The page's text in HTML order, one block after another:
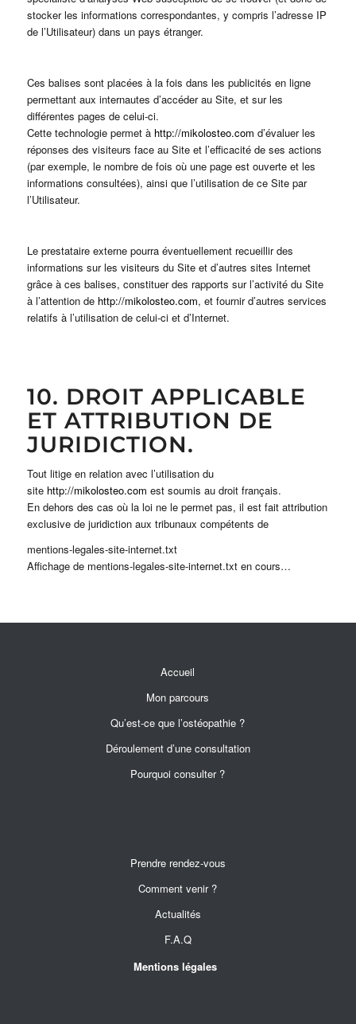
stocker les informations correspondantes, y compris l’adresse IP
de l’Utilisateur) dans un pays étranger.
Ces balises sont placées à la fois dans les publicités en ligne
permettant aux internautes d’accéder au Site, et sur les
différentes pages de celui-ci.
Cette technologie permet à http://mikolosteo.com d’évaluer les
réponses des visiteurs face au Site et l’efficacité de ses actions
(par exemple, le nombre de fois où une page est ouverte et les
informations consultées), ainsi que l’utilisation de ce Site par
l’Utilisateur.
Le prestataire externe pourra éventuellement recueillir des
informations sur les visiteurs du Site et d’autres sites Internet
grâce à ces balises, constituer des rapports sur l’activité du Site
à l’attention de http://mikolosteo.com, et fournir d’autres services
relatifs à l’utilisation de celui-ci et d’Internet.
10. DROIT APPLICABLE
ET ATTRIBUTION DE
JURIDICTION.
Tout litige en relation avec l’utilisation du
site http://mikolosteo.com est soumis au droit français.
En dehors des cas où la loi ne le permet pas, il est fait attribution
exclusive de juridiction aux tribunaux compétents de
mentions-legales-site-internet.txt
Affichage de mentions-legales-site-internet.txt en cours…
Accueil
Mon parcours
Qu’est-ce que l’ostéopathie ?
Déroulement d’une consultation
Pourquoi consulter ?
Prendre rendez-vous
Comment venir ?
Actualités
F.A.Q
Mentions légales